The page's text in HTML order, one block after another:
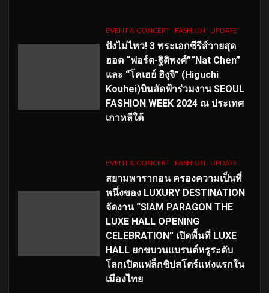
EVENT & CONCERT FASHION UPDATE
ปังไม่ไหว! 3 พระเอกซีรีส์วายสุด
ฮอต “ฟอร์ด-ฐิติพงศ์”“Nat Chen”
และ “โคเฮย์ ฮิงุจิ” (Higuchi
Kouhei)บินลัดฟ้าร่วมงาน SEOUL
FASHION WEEK 2024 ณ ประเทศ
เกาหลีใต้
EVENT & CONCERT FASHION UPDATE
สยามพารากอน ครองความเป็นที่
หนึ่งของ LUXURY DESTINATION
จัดงาน “SIAM PARAGON THE
LUXE HALL OPENING
CELEBRATION” เปิดพื้นที่ LUXE
HALL ยกขบวนแบรนด์หรูระดับ
โลกเปิดแฟล็กชิปสโตร์แห่งแรกใน
เมืองไทย